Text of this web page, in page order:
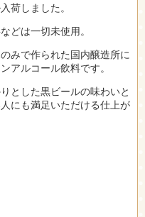
荷しました。
どは一切未使用。
みで作られた国内醸造所に
アルコール飲料です。
とした黒ビールの味わいと
にも満足いただける仕上が